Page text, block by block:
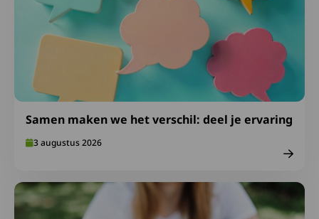
Samen maken we het verschil: deel je ervaring
3 augustus 2026
Lees meer over Ga goed voorbereid op vakantie: neem